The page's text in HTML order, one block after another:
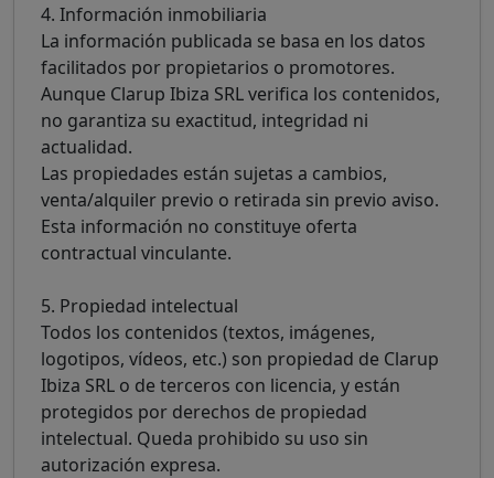
4. Información inmobiliaria
La información publicada se basa en los datos
facilitados por propietarios o promotores.
Aunque Clarup Ibiza SRL verifica los contenidos,
no garantiza su exactitud, integridad ni
actualidad.
Las propiedades están sujetas a cambios,
venta/alquiler previo o retirada sin previo aviso.
Esta información no constituye oferta
contractual vinculante.
5. Propiedad intelectual
Todos los contenidos (textos, imágenes,
logotipos, vídeos, etc.) son propiedad de Clarup
Ibiza SRL o de terceros con licencia, y están
protegidos por derechos de propiedad
intelectual. Queda prohibido su uso sin
autorización expresa.